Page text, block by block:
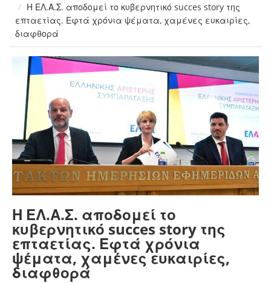
Η ΕΛ.Α.Σ. αποδομεί το κυβερνητικό succes story της
επταετίας. Εφτά χρόνια ψέματα, χαμένες ευκαιρίες,
διαφθορά
Η ΕΛ.Α.Σ. αποδομεί το
κυβερνητικό succes story της
επταετίας. Εφτά χρόνια
ψέματα, χαμένες ευκαιρίες,
διαφθορά